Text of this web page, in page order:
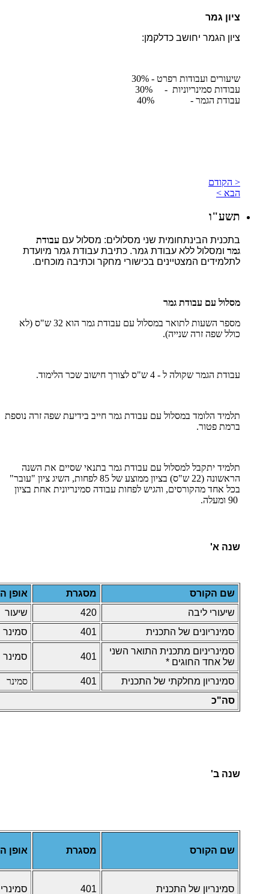
ציון גמר
ציון הגמר יחושב כדלקמן:
שיעורים ועבודות רפרט - 30%
עבודות סמינריוניות - 30%
עבודת הגמר - 40%
< הקודם
הבא >
תשע"ו
בתכנית הבינתחומית שני מסלולים: מסלול עם עבודת
גמר ומסלול ללא עבודת גמר. כתיבת עבודת גמר מיועדת
לתלמידים המצטיינים בכישורי מחקר וכתיבה מוכחים.
מסלול עם עבודת גמר
מספר השעות לתואר במסלול עם עבודת גמר הוא 32 ש"ס (לא
כולל שפה זרה שנייה).
עבודת הגמר שקולה ל - 4 ש"ס לצורך חישוב שכר הלימוד.
תלמיד הלומד במסלול עם עבודת גמר חייב בידיעת שפה זרה נוספת
ברמת פטור.
תלמיד יתקבל למסלול עם עבודת גמר בתנאי שסיים את השנה
הראשונה (22 ש"ס) בציון ממוצע של 85 לפחות, השיג ציון "עובר"
בכל אחד מהקורסים, והגיש לפחות עבודה סמינריונית אחת בציון
שנה א'
שם הקורס מסגרת
אופן
שיעורי ליבה
420
שיעור
סמינריונים של התכנית
401
סמינר
סמינריניום מתכנית התואר השני
של אחד החוגים *
401 סמינר
סמינריון מחלקתי של התכנית 401
סמינר
סה"כ
שנה ב'
שם הקורס מסגרת אופן
סמינריון של התכנית 401